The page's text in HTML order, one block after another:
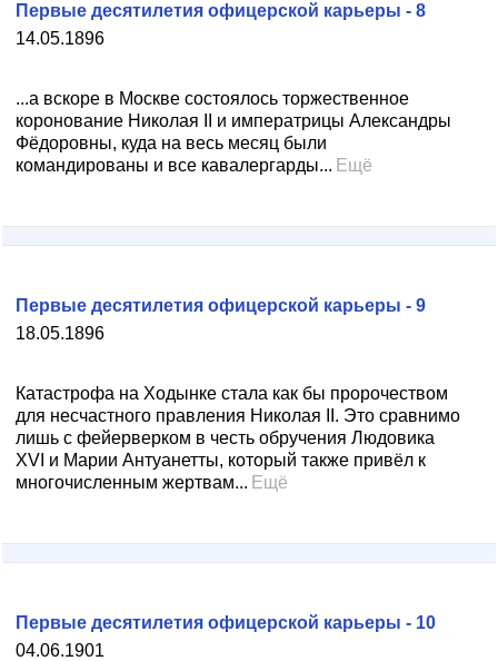
14.05.1896
Первые десятилетия офицерской карьеры - 8
...а вскоре в Москве состоялось торжественное
коронование Николая II и императрицы Александры
Фёдоровны, куда на весь месяц были
командированы и все кавалергарды... Ещё
18.05.1896
Первые десятилетия офицерской карьеры - 9
Катастрофа на Ходынке стала как бы пророчеством
для несчастного правления Николая II. Это сравнимо
лишь с фейерверком в честь обручения Людовика
XVI и Марии Антуанетты, который также привёл к
многочисленным жертвам... Ещё
04.06.1901
Первые десятилетия офицерской карьеры - 10